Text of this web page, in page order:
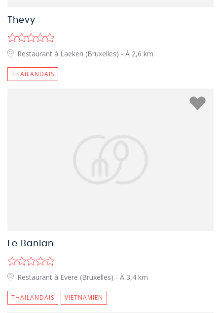
Thevy
Restaurant à Laeken (Bruxelles) - À 2,6 km
THAÏLANDAIS
Le Banian
Restaurant à Evere (Bruxelles) - À 3,4 km
THAÏLANDAIS VIETNAMIEN